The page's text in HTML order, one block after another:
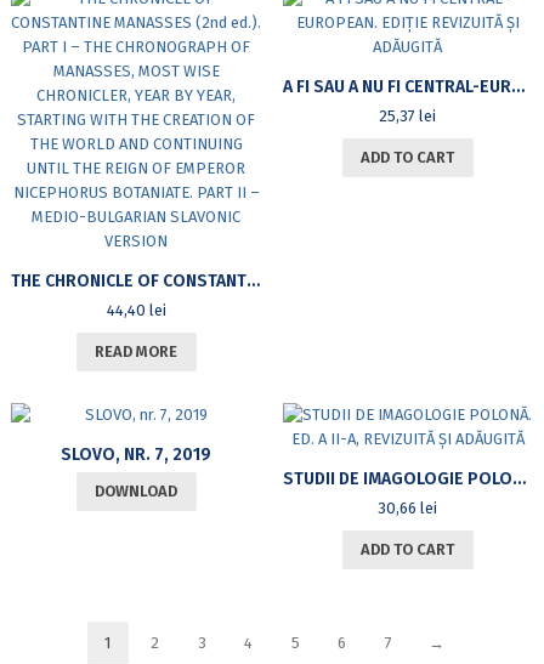
THE CHRONICLE OF CONSTANTINE MANASSES (2ND ED.). PART I – THE CHRONOGRAPH OF MANASSES, MOST WISE CHRONICLER, YEAR BY YEAR, STARTING WITH THE CREATION OF THE WORLD AND CONTINUING UNTIL THE REIGN OF EMPEROR NICEPHORUS BOTANIATE. PART II – MEDIO-BULGARIAN SLAVONIC VERSION
44,40 lei
READ MORE
A FI SAU A NU FI CENTRAL-EUROPEAN. EDIȚIE REVIZUITĂ ȘI ADĂUGITĂ
25,37lei
ADD TO CART
SLOVO, NR. 7, 2019
DOWNLOAD
STUDII DE IMAGOLOGIE POLONĂ. ED. A II-A, REVIZUITĂ ȘI ADĂUGITĂ
30,66lei
ADD TO CART
1 2 3 4 5 6 7 →